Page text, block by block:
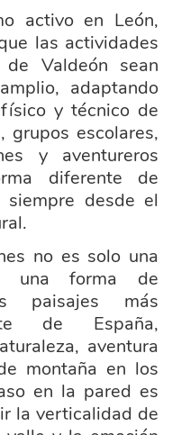
activo en León,
las actividades
Valdeón sean
adaptando
y técnico de
grupos escolares,
y aventureros
diferente de
siempre desde el
no es solo una
una forma de
paisajes más
de España,
aventura
montaña en los
en la pared es
la verticalidad de